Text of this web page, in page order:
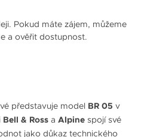
Pokud máte zájem, můžeme
a ověřit dostupnost.
představuje model BR 05 v
Bell & Ross a Alpine spojí své
jako důkaz technického